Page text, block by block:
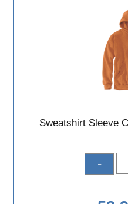
Sweatshirt Sleeve
-